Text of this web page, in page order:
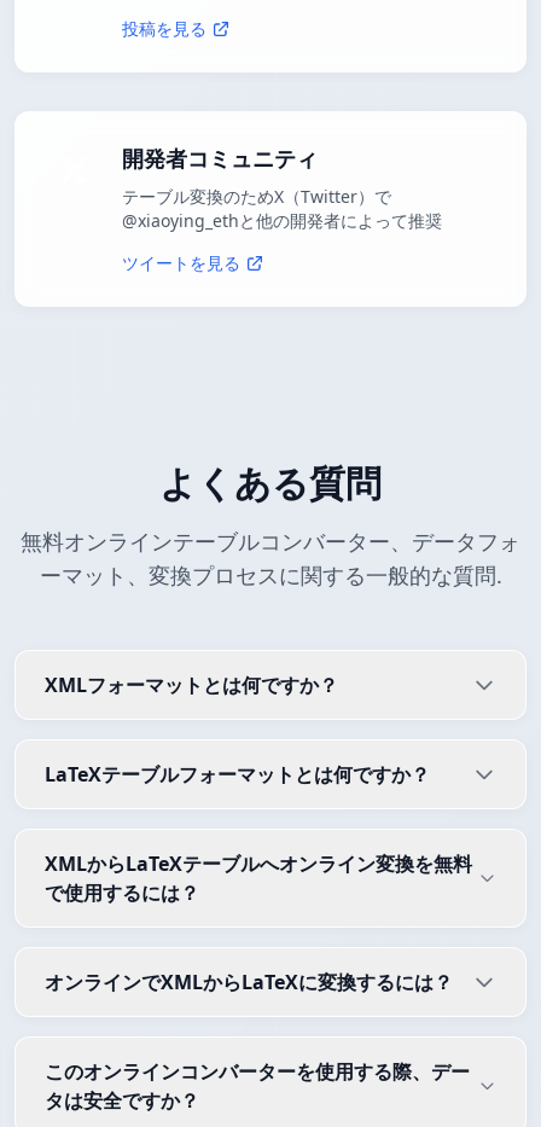
投稿を見る
開発者コミュニティ
テーブル変換のためX（Twitter）で
@xiaoying_ethと他の開発者によって推奨
ツイートを見る
よくある質問
無料オンラインテーブルコンバーター、データフォ
ーマット、変換プロセスに関する一般的な質問.
XMLフォーマットとは何ですか？
LaTeXテーブルフォーマットとは何ですか？
XMLからLaTeXテーブルへオンライン変換を無料
で使用するには？
オンラインでXMLからLaTeXに変換するには？
このオンラインコンバーターを使用する際、デー
タは安全ですか？